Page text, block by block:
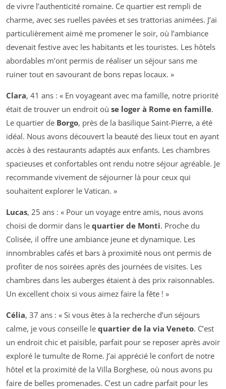
de vivre l’authenticité romaine. Ce quartier est rempli de
charme, avec ses ruelles pavées et ses trattorias animées. J’ai
particulièrement aimé me promener le soir, où l’ambiance
devenait festive avec les habitants et les touristes. Les hôtels
abordables m’ont permis de réaliser un séjour sans me
ruiner tout en savourant de bons repas locaux. »
Clara, 41 ans : « En voyageant avec ma famille, notre priorité
était de trouver un endroit où se loger à Rome en famille.
Le quartier de Borgo, près de la basilique Saint-Pierre, a été
idéal. Nous avons découvert la beauté des lieux tout en ayant
accès à des restaurants adaptés aux enfants. Les chambres
spacieuses et confortables ont rendu notre séjour agréable. Je
recommande vivement de séjourner là pour ceux qui
souhaitent explorer le Vatican. »
Lucas, 25 ans : « Pour un voyage entre amis, nous avons
choisi de dormir dans le quartier de Monti. Proche du
Colisée, il offre une ambiance jeune et dynamique. Les
innombrables cafés et bars à proximité nous ont permis de
profiter de nos soirées après des journées de visites. Les
chambres dans les auberges étaient à des prix raisonnables.
Un excellent choix si vous aimez faire la fête ! »
Célia, 37 ans : « Si vous êtes à la recherche d’un séjours
calme, je vous conseille le quartier de la via Veneto. C’est
un endroit chic et paisible, parfait pour se reposer après avoir
exploré le tumulte de Rome. J’ai apprécié le confort de notre
hôtel et la proximité de la Villa Borghese, où nous avons pu
faire de belles promenades. C’est un cadre parfait pour les